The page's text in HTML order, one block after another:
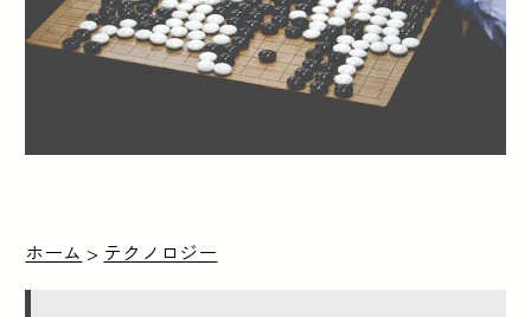
ホーム > テクノロジー